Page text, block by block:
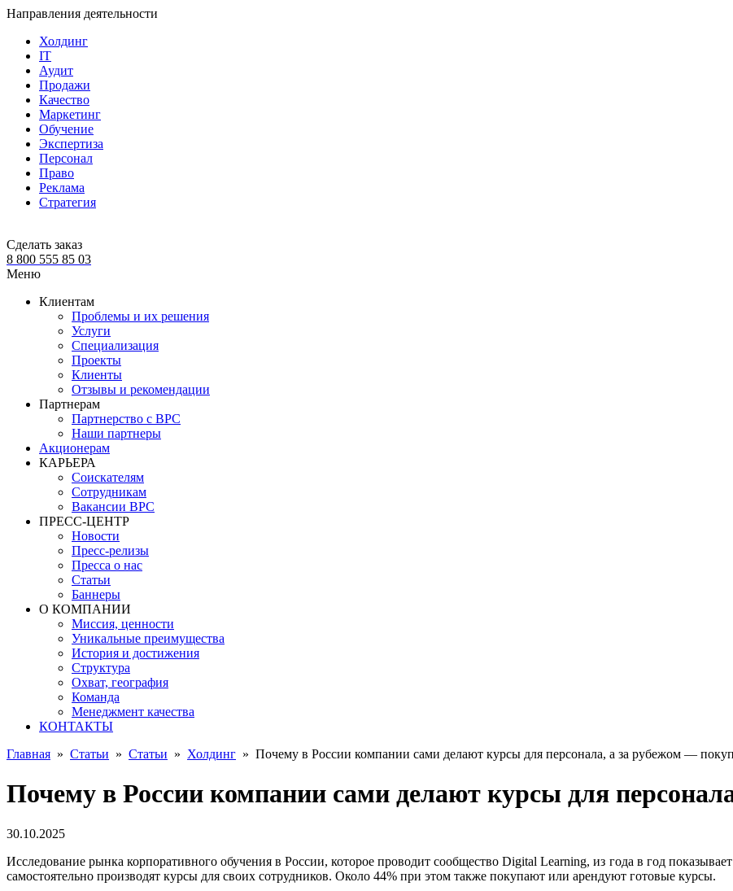
Направления деятельности
Холдинг
IT
Аудит
Продажи
Качество
Маркетинг
Обучение
Экспертиза
Персонал
Право
Реклама
Стратегия
Сделать заказ
8 800 555 85 03
Меню
Клиентам
Проблемы и их решения
Услуги
Специализация
Проекты
Клиенты
Отзывы и рекомендации
Партнерам
Партнерство с BPC
Наши партнеры
Акционерам
КАРЬЕРА
Соискателям
Сотрудникам
Вакансии BPC
ПРЕСС-ЦЕНТР
Новости
Пресс-релизы
Пресса о нас
Статьи
Баннеры
О КОМПАНИИ
Миссия, ценности
Уникальные преимущества
История и достижения
Структура
Охват, география
Команда
Менеджмент качества
КОНТАКТЫ
Главная » Статьи » Статьи » Холдинг » Почему в России компании сами делают курсы для персонала, а за рубежом —
Почему в России компании сами делают курсы для
30.10.2025
Исследование рынка корпоративного обучения в России, которое проводит сообщество Digital Learning, из года в год
самостоятельно производят курсы для своих сотрудников. Около 44% при этом также покупают или арендуют готовые курсы.